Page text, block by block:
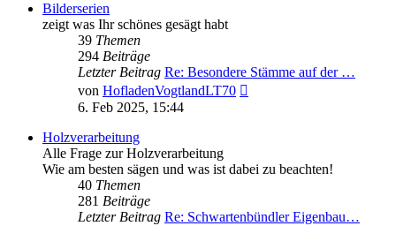
Bilderserien
zeigt was Ihr schönes gesägt habt
39 Themen
294 Beiträge
Letzter Beitrag Re: Besondere Stämme auf der …
von HofladenVogtlandLT70
6. Feb 2025, 15:44
Holzverarbeitung
Alle Frage zur Holzverarbeitung
Wie am besten sägen und was ist dabei zu beachten!
40 Themen
281 Beiträge
Letzter Beitrag Re: Schwartenbündler Eigenbau…